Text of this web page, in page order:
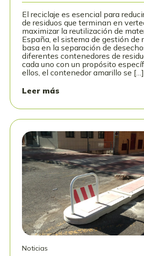
El reciclaje es esencial para
de residuos que terminan en
maximizar la reutilización de
España, el sistema de gestión de
basa en la separación de
diferentes contenedores de
cada uno con un propósito
ellos, el contenedor amarillo se […]
Leer más
Noticias